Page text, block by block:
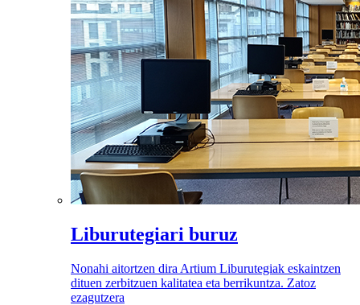
Liburutegiari buruz
Nonahi aitortzen dira Artium Liburutegiak eskaintzen
dituen zerbitzuen kalitatea eta berrikuntza. Zatoz
ezagutzera